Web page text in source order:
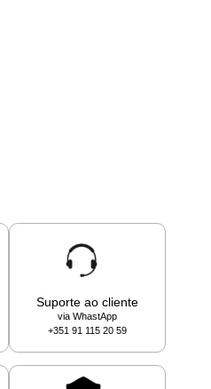
Suporte ao cliente
via WhastApp
+351 91 115 20 59